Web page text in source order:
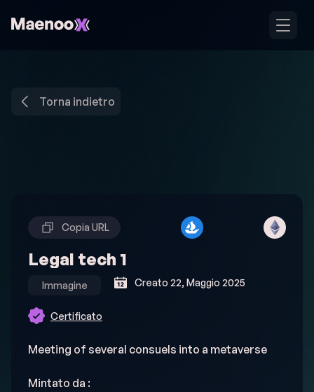
Torna indietro
Copia URL
Legal tech 1
Immagine Creato 22, Maggio 2025
Certificato
Meeting of several consuels into a metaverse
Mintato da :